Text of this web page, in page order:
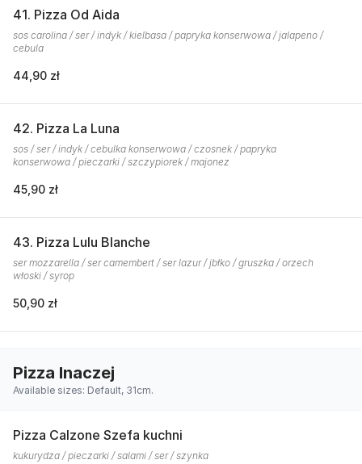
41. Pizza Od Aida
sos carolina / ser / indyk / kielbasa / papryka konserwowa / jalapeno /
cebula
44,90 zł
42. Pizza La Luna
sos / ser / indyk / cebulka konserwowa / czosnek / papryka
konserwowa / pieczarki / szczypiorek / majonez
45,90 zł
43. Pizza Lulu Blanche
ser mozzarella / ser camembert / ser lazur / jbłko / gruszka / orzech
włoski / syrop
50,90 zł
Pizza Inaczej
Available sizes: Default, 31cm.
Pizza Calzone Szefa kuchni
kukurydza / pieczarki / salami / ser / szynka